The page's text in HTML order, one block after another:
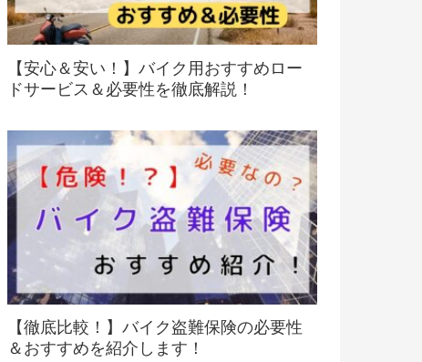
【安心＆安い！】バイク用おすすめロー
ドサービス＆必要性を徹底解説！
【徹底比較！】バイク盗難保険の必要性
＆おすすめを紹介します！